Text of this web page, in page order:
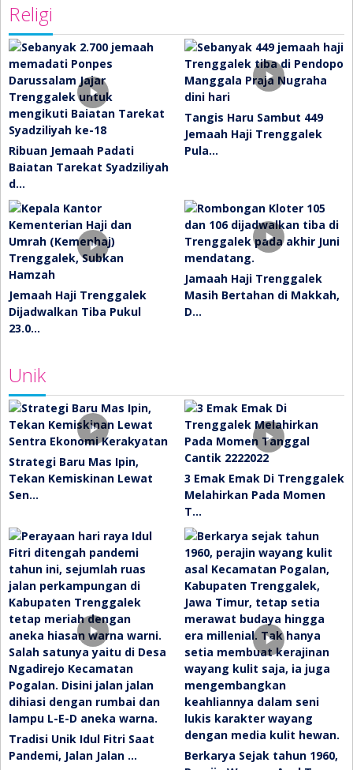
Religi
Ribuan Jemaah Padati
Baiatan Tarekat Syadziliyah
d…
Tangis Haru Sambut 449
Jemaah Haji Trenggalek
Pula…
Jemaah Haji Trenggalek
Dijadwalkan Tiba Pukul
23.0…
Jamaah Haji Trenggalek
Masih Bertahan di Makkah,
D…
Unik
Strategi Baru Mas Ipin,
Tekan Kemiskinan Lewat
Sen…
3 Emak Emak Di Trenggalek
Melahirkan Pada Momen
T…
Tradisi Unik Idul Fitri Saat
Pandemi, Jalan Jalan …
Berkarya Sejak tahun 1960,